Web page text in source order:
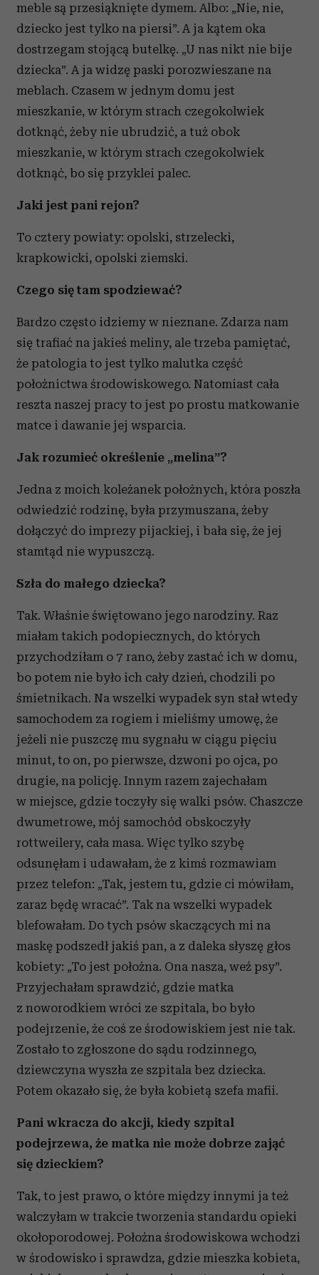
meble są przesiąknięte dymem. Albo: „Nie, nie,
dziecko jest tylko na piersi”. A ja kątem oka
dostrzegam stojącą butelkę. „U nas nikt nie bije
dziecka”. A ja widzę paski porozwieszane na
meblach. Czasem w jednym domu jest
mieszkanie, w którym strach czegokolwiek
dotknąć, żeby nie ubrudzić, a tuż obok
mieszkanie, w którym strach czegokolwiek
dotknąć, bo się przyklei palec.
Jaki jest pani rejon?
To cztery powiaty: opolski, strzelecki,
krapkowicki, opolski ziemski.
Czego się tam spodziewać?
Bardzo często idziemy w nieznane. Zdarza nam
się trafiać na jakieś meliny, ale trzeba pamiętać,
że patologia to jest tylko malutka część
położnictwa środowiskowego. Natomiast cała
reszta naszej pracy to jest po prostu matkowanie
matce i dawanie jej wsparcia.
Jak rozumieć określenie „melina”?
Jedna z moich koleżanek położnych, która poszła
odwiedzić rodzinę, była przymuszana, żeby
dołączyć do imprezy pijackiej, i bała się, że jej
stamtąd nie wypuszczą.
Szła do małego dziecka?
Tak. Właśnie świętowano jego narodziny. Raz
miałam takich podopiecznych, do których
przychodziłam o 7 rano, żeby zastać ich w domu,
bo potem nie było ich cały dzień, chodzili po
śmietnikach. Na wszelki wypadek syn stał wtedy
samochodem za rogiem i mieliśmy umowę, że
jeżeli nie puszczę mu sygnału w ciągu pięciu
minut, to on, po pierwsze, dzwoni po ojca, po
drugie, na policję. Innym razem zajechałam
w miejsce, gdzie toczyły się walki psów. Chaszcze
dwumetrowe, mój samochód obskoczyły
rottweilery, cała masa. Więc tylko szybę
odsunęłam i udawałam, że z kimś rozmawiam
przez telefon: „Tak, jestem tu, gdzie ci mówiłam,
zaraz będę wracać”. Tak na wszelki wypadek
blefowałam. Do tych psów skaczących mi na
maskę podszedł jakiś pan, a z daleka słyszę głos
kobiety: „To jest położna. Ona nasza, weź psy”.
Przyjechałam sprawdzić, gdzie matka
z noworodkiem wróci ze szpitala, bo było
podejrzenie, że coś ze środowiskiem jest nie tak.
Zostało to zgłoszone do sądu rodzinnego,
dziewczyna wyszła ze szpitala bez dziecka.
Potem okazało się, że była kobietą szefa mafii.
Pani wkracza do akcji, kiedy szpital
podejrzewa, że matka nie może dobrze zająć
się dzieckiem?
Tak, to jest prawo, o które między innymi ja też
walczyłam w trakcie tworzenia standardu opieki
okołoporodowej. Położna środowiskowa wchodzi
w środowisko i sprawdza, gdzie mieszka kobieta,